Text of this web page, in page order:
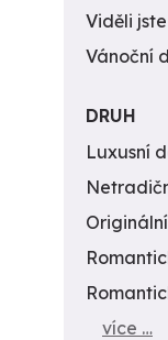
Viděli
Vánoční
DRUH
Luxusní
více …